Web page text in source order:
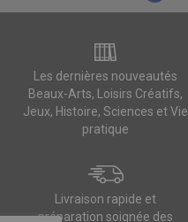
Les dernières nouveautés
Beaux-Arts, Loisirs Créatifs,
Jeux, Histoire, Sciences et Vie
pratique
Livraison rapide et
préparation soignée des